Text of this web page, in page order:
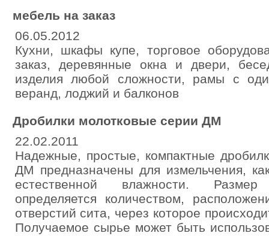
мебель на заказ
06.05.2012
Кухни, шкафы купе, торговое
заказ, деревянные окна и двери,
изделия любой сложности, рамы с
веранд, лоджий и балконов
Дробилки молотковые серии ДМ
22.02.2011
Надежные, простые, компактные
ДМ предназначены для измельчения,
естественной влажности.
определяется количеством,
отверстий сита, через которое
Получаемое сырье может быть